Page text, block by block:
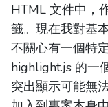
HTML 文件中，
籤。現在我對基
不關心有一個特
highlight.js 的一
突出顯示可能無